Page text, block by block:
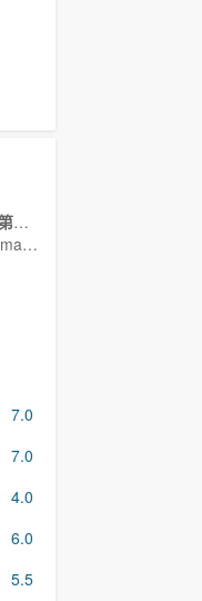
好想做一次第一季
Maitreyi·Ramakrishnan,普娜·贾甘纳坦,李·罗德里格斯,Richa·Moorjani,Martin·Martinez,Benjamin·Norris,亚当·沙皮罗,雷蒙娜·杨,Christina·Kartchner,Jaren·Lewison,Jack·Seavor·McDonald,Darren·Barnet,Dino·Petrera,Aitana·Rinab,Hanna·S
7.0
7.0
4.0
6.0
5.5